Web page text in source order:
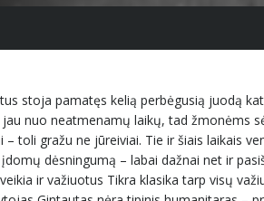
stoja pamatęs kelią perbėgusią juodą
nuo neatmenamų laikų, tad žmonėms
toli gražu ne jūreiviai. Tie ir šiais laikais
dėsningumą – labai dažnai net ir
ir važiuotus Tikra klasika tarp visų